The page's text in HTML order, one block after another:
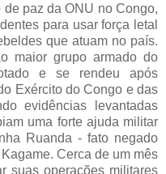
paz da ONU no Congo,
para usar força letal
que atuam no país.
maior grupo armado do
e se rendeu após
Exército do Congo e das
evidências levantadas
uma forte ajuda militar
Ruanda - fato negado
Cerca de um mês
suas operações militares